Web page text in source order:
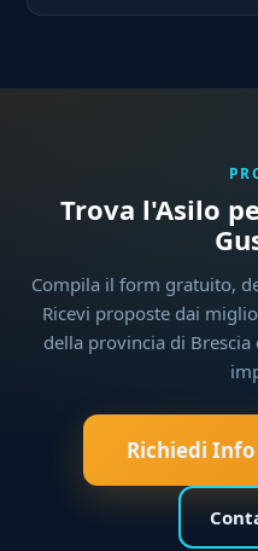
Trova l'Asilo
Compila il form gratuito,
Ricevi proposte dai
della provincia di
Richiedi